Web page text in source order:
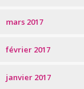
mars 2017
février 2017
janvier 2017